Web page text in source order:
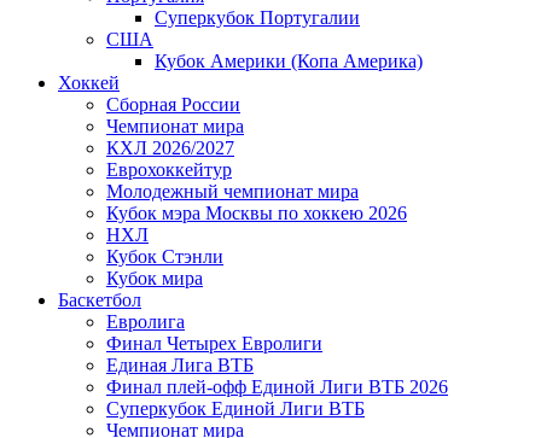
Суперкубок Португалии
США
Кубок Америки (Копа Америка)
Хоккей
Сборная России
Чемпионат мира
КХЛ 2026/2027
Еврохоккейтур
Молодежный чемпионат мира
Кубок мэра Москвы по хоккею 2026
НХЛ
Кубок Стэнли
Кубок мира
Баскетбол
Евролига
Финал Четырех Евролиги
Единая Лига ВТБ
Финал плей-офф Единой Лиги ВТБ 2026
Суперкубок Единой Лиги ВТБ
Чемпионат мира